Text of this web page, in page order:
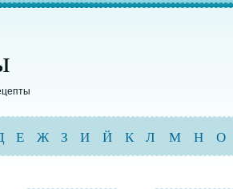
Е Ж З И Й К Л М Н О